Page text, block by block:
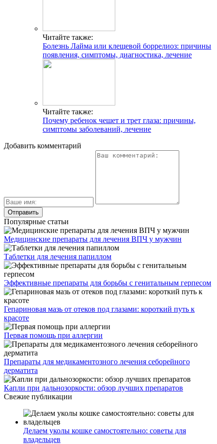
Читайте также:
Болезнь Лайма или клещевой боррелиоз: причины
появления, симптомы, диагностика, лечение
Читайте также:
Почему ребенок чешет и трет глаза: причины,
симптомы заболеваний, лечение
Добавить комментарий
Популярные статьи
Медицинские препараты для лечения ВПЧ у мужчин
Таблетки для лечения папиллом
Эффективные препараты для борьбы с генитальным герпесом
Гепариновая мазь от отеков под глазами: короткий путь к
красоте
Первая помощь при аллергии
Препараты для медикаментозного лечения себорейного
дерматита
Капли при дальнозоркости: обзор лучших препаратов
Свежие публикации
Делаем уколы кошке самостоятельно: советы для
владельцев